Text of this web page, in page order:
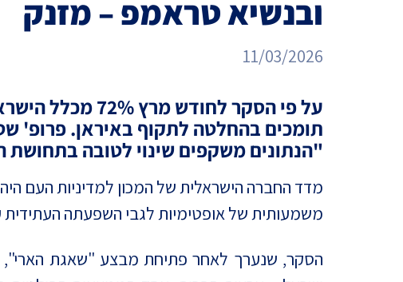
מדד הפלורליזם בישראל
דת ומדינה
חרדים
המזרח התיכון
חרבות ברזל
יחסי ישראל-סין
ובנשיא טראמפ – מזנק
11/03/2026
על פי הסקר לחודש מרץ 72%
תומכים בהחלטה לתקוף באיראן. פרופ'
"הנתונים משקפים שינוי לטובה בתחושת
מדד החברה הישראלית של המכון למדיניות העם
משמעותית של אופטימיות לגבי השפעתה העתידית
הסקר, שנערך לאחר פתיחת מבצע "שאגת הארי",